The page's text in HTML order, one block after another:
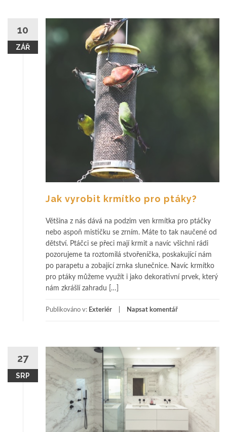
10
ZÁŘ
Jak vyrobit krmítko pro ptáky?
Většina z nás dává na podzim ven krmítka pro ptáčky
nebo aspoň mističku se zrním. Máte to tak naučené od
dětství. Ptáčci se přeci mají krmit a navíc všichni rádi
pozorujeme ta roztomilá stvořeníčka, poskakující nám
po parapetu a zobající zrnka slunečnice. Navíc krmítko
pro ptáky můžeme využít i jako dekorativní prvek, který
nám zkrášlí zahradu […]
Publikováno v: Exteriér Napsat komentář
27
SRP